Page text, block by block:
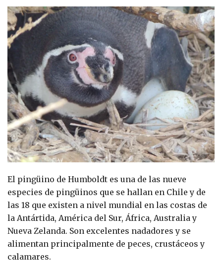
El pingüino de Humboldt es una de las nueve
especies de pingüinos que se hallan en Chile y de
las 18 que existen a nivel mundial en las costas de
la Antártida, América del Sur, África, Australia y
Nueva Zelanda. Son excelentes nadadores y se
alimentan principalmente de peces, crustáceos y
calamares.